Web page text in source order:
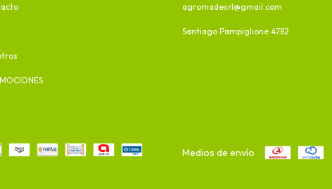
agromadesrl@gmail.com
Santiago Pampiglione 4782
Medios de envío